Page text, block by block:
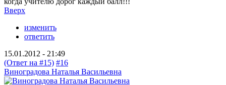
Вверх
изменить
ответить
15.01.2012 - 21:49
(Ответ на #15) #16
Виноградова Наталья Васильевна